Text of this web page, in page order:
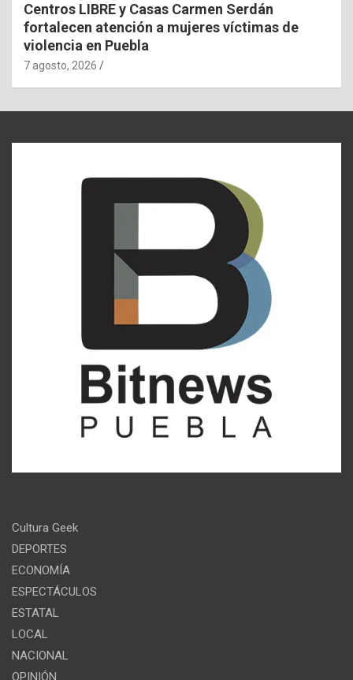
Centros LIBRE y Casas Carmen Serdán
fortalecen atención a mujeres víctimas de
violencia en Puebla
7 agosto, 2026
Cultura Geek
DEPORTES
ECONOMÍA
ESPECTÁCULOS
ESTATAL
LOCAL
NACIONAL